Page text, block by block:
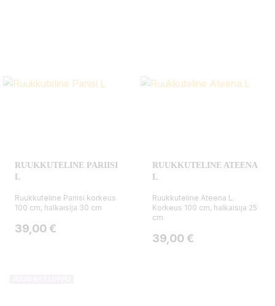
RUUKKUTELINE PARIISI
L
Ruukkuteline Pariisi korkeus
100 cm, halkaisija 30 cm
Hinta
39,00 €
RUUKKUTELINE ATEENA
L
Ruukkuteline Ateena L.
Korkeus 100 cm, halkaisija 25
cm
Hinta
39,00 €